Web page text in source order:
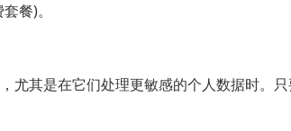
餐)。
尤其是在它们处理更敏感的个人数据时。